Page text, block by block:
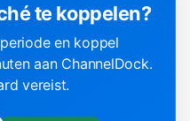
te koppelen?
en koppel
aan ChannelDock.
vereist.